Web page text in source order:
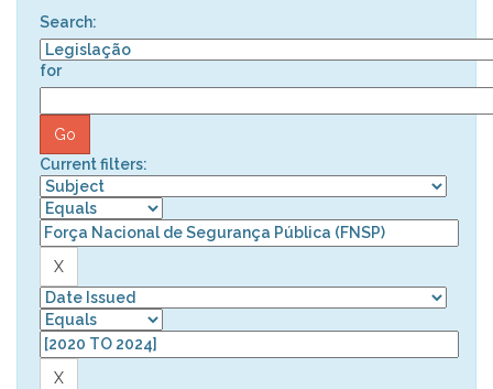
Search:
for
Current filters: